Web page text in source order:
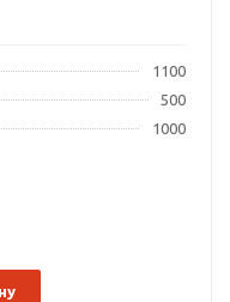
1100
500
1000